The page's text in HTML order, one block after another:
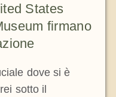
States
firmano
dove si è
sotto il